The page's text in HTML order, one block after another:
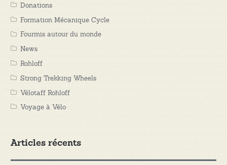
Donations
Formation Mécanique Cycle
Fourmis autour du monde
News
Rohloff
Strong Trekking Wheels
Vélotaff Rohloff
Voyage à Vélo
Articles récents